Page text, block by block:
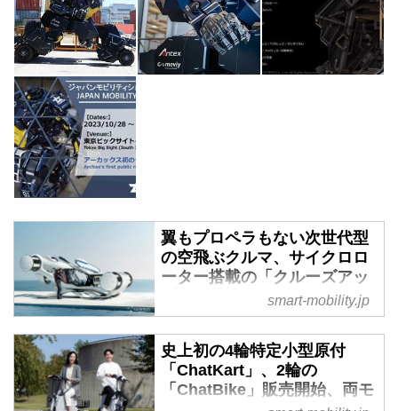
翼もプロペラもない次世代型
の空飛ぶクルマ、サイクロロ
ーター搭載の「クルーズアッ
プ」が登場 - スマートモビリ
ティJP
空飛ぶクルマ（eVTOL）の実用化
に向けて日本を始め世界中で開発
が加速しているが、すでにその先
を見据えた次世代eVTOLの開発も
smart-mobility.jp
史上初の4輪特定小型原付
「ChatKart」、2輪の
「ChatBike」販売開始、両モ